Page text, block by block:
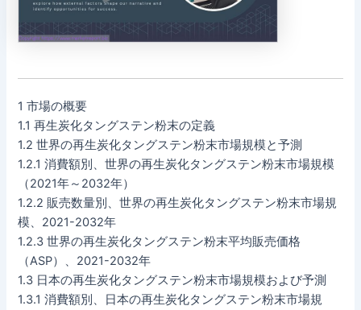
1 市場の概要
1.1 再生炭化タングステン粉末の定義
1.2 世界の再生炭化タングステン粉末市場規模と予測
1.2.1 消費額別、世界の再生炭化タングステン粉末市場規模
（2021年～2032年）
1.2.2 販売数量別、世界の再生炭化タングステン粉末市場規
模、2021-2032年
1.2.3 世界の再生炭化タングステン粉末平均販売価格
（ASP）、2021-2032年
1.3 日本の再生炭化タングステン粉末市場規模および予測
1.3.1 消費額別、日本の再生炭化タングステン粉末市場規